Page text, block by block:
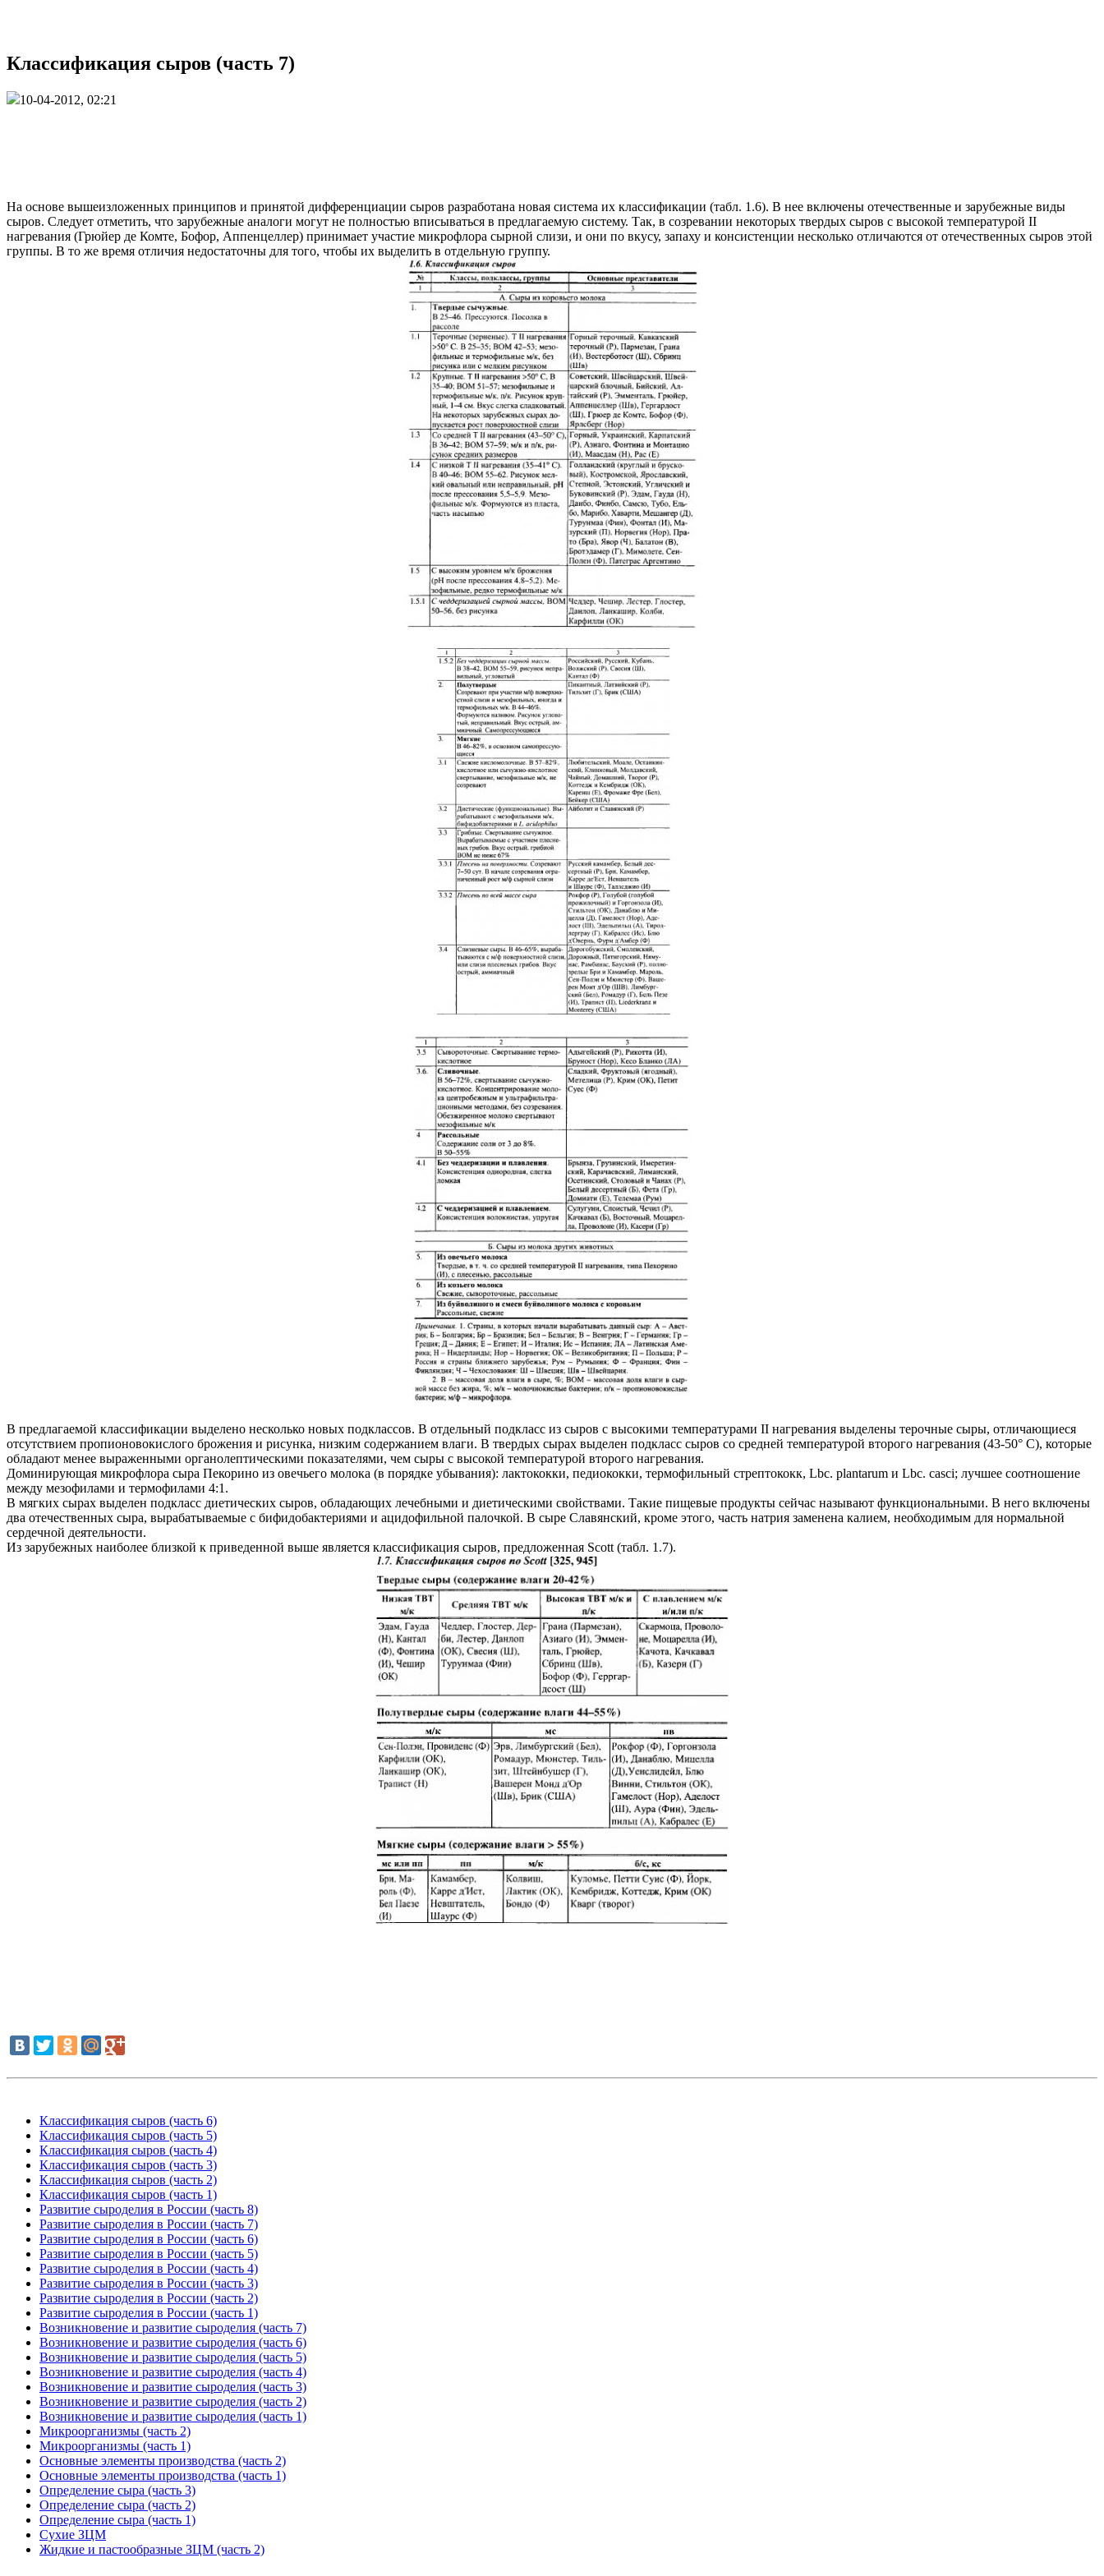
Классификация сыров (часть 7)
10-04-2012, 02:21
На основе вышеизложенных принципов и принятой дифференциации сыров разработана новая система их классификации (табл. 1.6). В нее включены отечественные и зарубежные виды
сыров. Следует отметить, что зарубежные аналоги могут не полностью вписываться в предлагаемую систему. Так, в созревании некоторых твердых сыров с высокой температурой II
нагревания (Грюйер де Комте, Бофор, Аппенцеллер) принимает участие микрофлора сырной слизи, и они по вкусу, запаху и консистенции несколько отличаются от отечественных сыров этой
группы. В то же время отличия недостаточны для того, чтобы их выделить в отдельную группу.
В предлагаемой классификации выделено несколько новых подклассов. В отдельный подкласс из сыров с высокими температурами II нагревания выделены терочные сыры, отличающиеся
отсутствием пропионовокислого брожения и рисунка, низким содержанием влаги. В твердых сырах выделен подкласс сыров со средней температурой второго нагревания (43-50° С), которые
обладают менее выраженными органолептическими показателями, чем сыры с высокой температурой второго нагревания.
Доминирующая микрофлора сыра Пекорино из овечьего молока (в порядке убывания): лактококки, педиококки, термофильный стрептококк, Lbc. plantarum и Lbc. casci; лучшее соотношение
между мезофилами и термофилами 4:1.
В мягких сырах выделен подкласс диетических сыров, обладающих лечебными и диетическими свойствами. Такие пищевые продукты сейчас называют функциональными. В него включены
два отечественных сыра, вырабатываемые с бифидобактериями и ацидофильной палочкой. В сыре Славянский, кроме этого, часть натрия заменена калием, необходимым для нормальной
сердечной деятельности.
Из зарубежных наиболее близкой к приведенной выше является классификация сыров, предложенная Scott (табл. 1.7).
Классификация сыров (часть 6)
Классификация сыров (часть 5)
Классификация сыров (часть 4)
Классификация сыров (часть 3)
Классификация сыров (часть 2)
Классификация сыров (часть 1)
Развитие сыроделия в России (часть 8)
Развитие сыроделия в России (часть 7)
Развитие сыроделия в России (часть 6)
Развитие сыроделия в России (часть 5)
Развитие сыроделия в России (часть 4)
Развитие сыроделия в России (часть 3)
Развитие сыроделия в России (часть 2)
Развитие сыроделия в России (часть 1)
Возникновение и развитие сыроделия (часть 7)
Возникновение и развитие сыроделия (часть 6)
Возникновение и развитие сыроделия (часть 5)
Возникновение и развитие сыроделия (часть 4)
Возникновение и развитие сыроделия (часть 3)
Возникновение и развитие сыроделия (часть 2)
Возникновение и развитие сыроделия (часть 1)
Микроорганизмы (часть 2)
Микроорганизмы (часть 1)
Основные элементы производства (часть 2)
Основные элементы производства (часть 1)
Определение сыра (часть 3)
Определение сыра (часть 2)
Определение сыра (часть 1)
Сухие ЗЦМ
Жидкие и пастообразные ЗЦМ (часть 2)